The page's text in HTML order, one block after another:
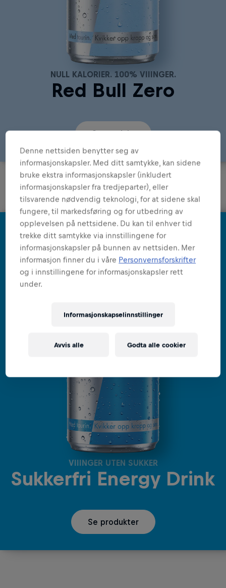
Red Bull Zero
NULL KALORIER. 100% VIIINGER.
Se produkt
Sukkerfri Energy Drink
VIIINGER UTEN SUKKER
Se produkter
Denne nettsiden benytter seg av
informasjonskapsler. Med ditt samtykke, kan sidene
bruke ekstra informasjonskapsler (inkludert
informasjonskapsler fra tredjeparter), eller
tilsvarende nødvendig teknologi, for at sidene skal
fungere, til markedsføring og for utbedring av
opplevelsen på nettsidene. Du kan til enhver tid
trekke ditt samtykke via innstillingene for
informasjonskapsler på bunnen av nettsiden. Mer
informasjon finner du i våre Personvernsforskrifter
og i innstillingene for informasjonskapsler rett
under.
Informasjonskapselinnstillinger
Avvis alle Godta alle cookier